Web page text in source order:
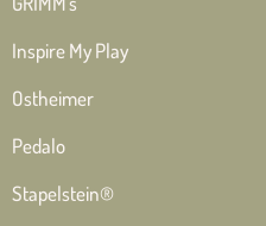
Inspire My Play
Ostheimer
Pedalo
Stapelstein®